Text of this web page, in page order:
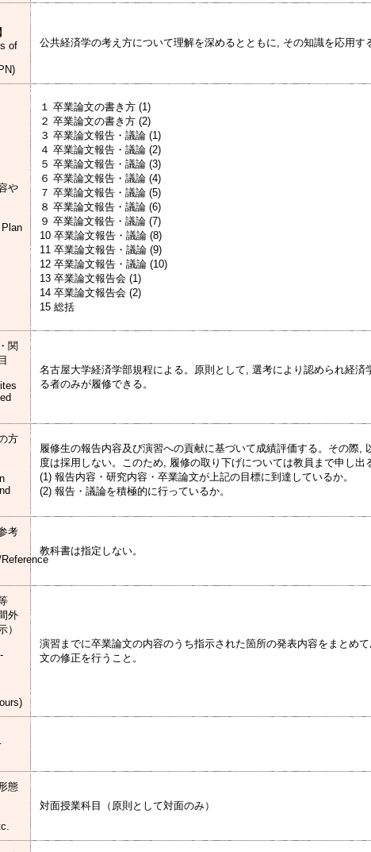
of
公共経済学の考え方について理解を深めるとともに, その知識を応用す
や
１ 卒業論文の書き方 (1)
２ 卒業論文の書き方 (2)
３ 卒業論文報告・議論 (1)
４ 卒業論文報告・議論 (2)
５ 卒業論文報告・議論 (3)
６ 卒業論文報告・議論 (4)
７ 卒業論文報告・議論 (5)
８ 卒業論文報告・議論 (6)
９ 卒業論文報告・議論 (7)
10 卒業論文報告・議論 (8)
11 卒業論文報告・議論 (9)
12 卒業論文報告・議論 (10)
13 卒業論文報告会 (1)
14 卒業論文報告会 (2)
15 総括
関
名古屋大学経済学部規程による。原則として, 選考により認められ経
る者のみが履修できる。
方
履修生の報告内容及び演習への貢献に基づいて成績評価する。その際,
度は採用しない。このため, 履修の取り下げについては教員まで申し出
(1) 報告内容・研究内容・卒業論文が上記の目標に到達しているか。
(2) 報告・議論を積極的に行っているか。
考
教科書は指定しない。
外
）
演習までに卒業論文の内容のうち指示された箇所の発表内容をまとめ
文の修正を行うこと。
態
対面授業科目（原則として対面のみ）